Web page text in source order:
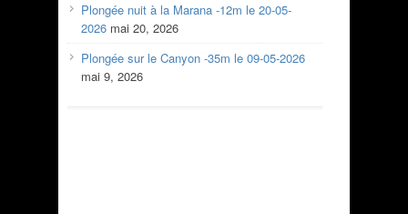
Plongée nuit à la Marana -12m le 20-05-
2026 mai 20, 2026
Plongée sur le Canyon -35m le 09-05-2026
mai 9, 2026